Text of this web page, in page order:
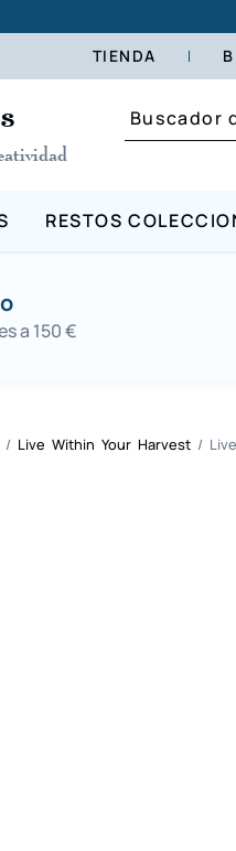
TIENDA
RESTOS
a 150 €
/ Live Within Your Harvest /